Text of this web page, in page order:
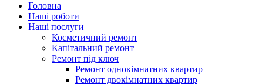
Головна
Наші роботи
Наші послуги
Косметичний ремонт
Капітальний ремонт
Ремонт під ключ
Ремонт однокімнатних квартир
Ремонт двокімнатних квартир